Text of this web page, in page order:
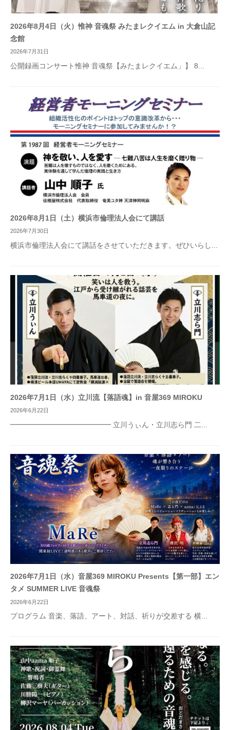
2026年8月4日（火）惟神 音魂祭 みたまレクイエム in 大倉山記
念館
2026年7月31日
公開録画コンサート惟神 音魂祭【みたまレクイエム」】 8...
2026年8月1日（土）横浜市倫理法人会にて講話
2026年7月30日
横浜市倫理法人会にて講話をさせていただきます。ぜひいらし...
2026年7月1日（水）立川流【落語魂】in 音屋369 MIROKU
2026年6月22日
━━━━━━━━━━━━━━ 立川うぃん・立川志ら門 二...
2026年7月1日（水）音屋369 MIROKU Presents【第一部】エン
タメ SUMMER LIVE 音魂祭
2026年6月22日
プログラム 音楽、落語、アート、対話、祈りが交差する 横...